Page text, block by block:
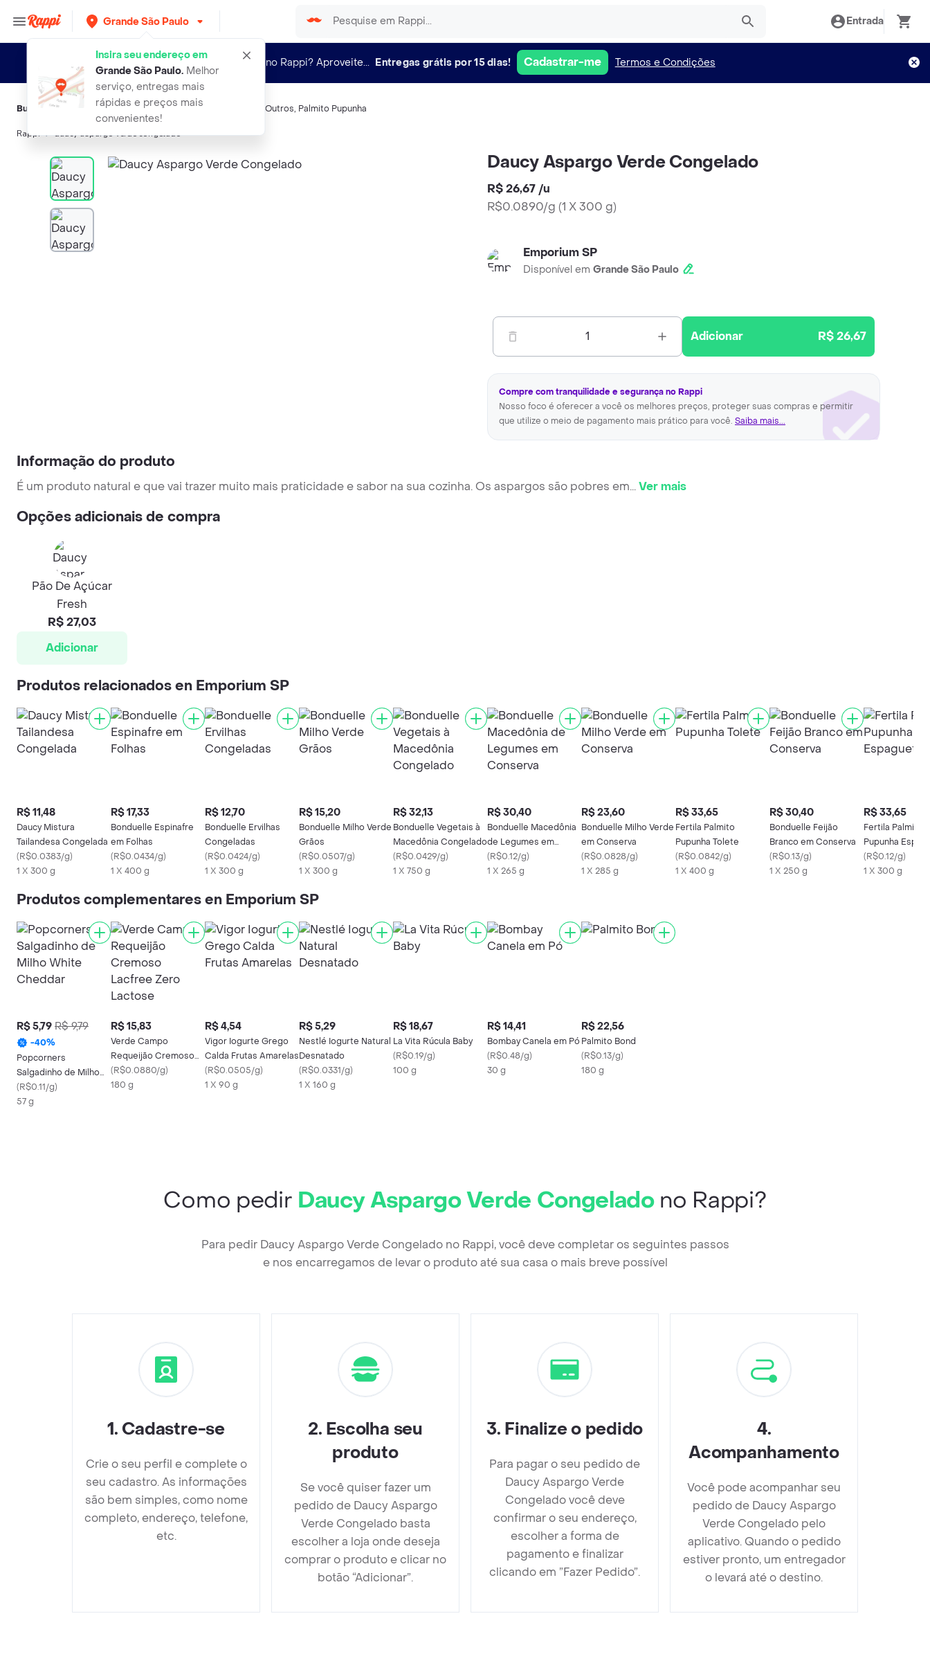
Grande São Paulo
Insira seu endereço em
Grande São Paulo.Melhor
serviço, entregas mais
rápidas e preços mais
convenientes!
Entrada
Novo no Rappi? Aproveite... Entregas grátis por 15 dias! Cadastrar-me Termos e Condições
Buscas relacionadas:Vegetais enlatados ,Daucy Outros, Palmito Pupunha
Rappi daucy aspargo verde congelado
Daucy Aspargo Verde Congelado
R$ 26,67 /u
R$0.0890/g (1 X 300 g)
Emporium SP
Disponível em Grande São Paulo
1 Adicionar R$ 26,67
Compre com tranquilidade e segurança no Rappi
Nosso foco é oferecer a você os melhores preços, proteger suas compras e permitir
que utilize o meio de pagamento mais prático para você. Saiba mais...
Informação do produto
É um produto natural e que vai trazer muito mais praticidade e sabor na sua cozinha. Os aspargos são pobres em...Ver mais
Opções adicionais de compra
Pão De Açúcar
Fresh
R$ 27,03
Adicionar
Produtos relacionados en Emporium SP
R$ 11,48
Daucy Mistura
Tailandesa Congelada
(R$0.0383/g)
1 X 300 g
R$ 17,33
Bonduelle Espinafre
em Folhas
(R$0.0434/g)
1 X 400 g
R$ 12,70
Bonduelle Ervilhas
Congeladas
(R$0.0424/g)
1 X 300 g
R$ 15,20
Bonduelle Milho Verde
Grãos
(R$0.0507/g)
1 X 300 g
R$ 32,13
Bonduelle Vegetais à
Macedônia Congelado
(R$0.0429/g)
1 X 750 g
R$ 30,40
Bonduelle Macedônia
de Legumes em
Conserva
(R$0.12/g)
1 X 265 g
R$ 23,60
Bonduelle Milho Verde
em Conserva
(R$0.0828/g)
1 X 285 g
R$ 33,65
Fertila Palmito
Pupunha Tolete
(R$0.0842/g)
1 X 400 g
R$ 30,40
Bonduelle Feijão
Branco em Conserva
(R$0.13/g)
1 X 250 g
R$ 33,65
Fertila Palmito
Pupunha
(R$0.12/g)
1 X 300 g
Produtos complementares en Emporium SP
R$ 5,79 R$ 9,79
-40%
Popcorners
Salgadinho de Milho
White Cheddar
(R$0.11/g)
57 g
R$ 15,83
Verde Campo
Requeijão Cremoso
Lacfree Zero Lactose
(R$0.0880/g)
180 g
R$ 4,54
Vigor Iogurte Grego
Calda Frutas Amarelas
(R$0.0505/g)
1 X 90 g
R$ 5,29
Nestlé Iogurte Natural
Desnatado
(R$0.0331/g)
1 X 160 g
R$ 18,67
La Vita Rúcula Baby
(R$0.19/g)
100 g
R$ 14,41
Bombay Canela em Pó
(R$0.48/g)
30 g
R$ 22,56
Palmito Bond
(R$0.13/g)
180 g
Como pedir Daucy Aspargo Verde Congeladono Rappi?
Para pedir Daucy Aspargo Verde Congelado no Rappi, você deve completar os seguintes passos
e nos encarregamos de levar o produto até sua casa o mais breve possível
1. Cadastre-se
Crie o seu perfil e complete o
seu cadastro. As informações
são bem simples, como nome
completo, endereço, telefone,
etc.
2. Escolha seu
produto
Se você quiser fazer um
pedido de Daucy Aspargo
Verde Congelado basta
escolher a loja onde deseja
comprar o produto e clicar no
botão “Adicionar”.
3. Finalize o pedido
Para pagar o seu pedido de
Daucy Aspargo Verde
Congelado você deve
confirmar o seu endereço,
escolher a forma de
pagamento e finalizar
clicando em ”Fazer Pedido”.
4.
Acompanhamento
Você pode acompanhar seu
pedido de Daucy Aspargo
Verde Congelado pelo
aplicativo. Quando o pedido
estiver pronto, um entregador
o levará até o destino.